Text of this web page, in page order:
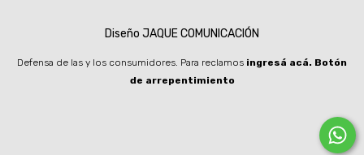
Diseño JAQUE COMUNICACIÓN
Defensa de las y los consumidores. Para reclamos ingresá acá. Botón
de arrepentimiento